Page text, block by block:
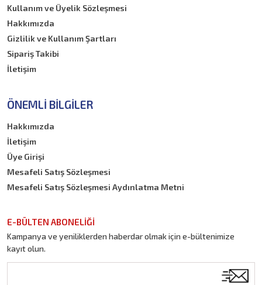
Kullanım ve Üyelik Sözleşmesi
Hakkımızda
Gizlilik ve Kullanım Şartları
Sipariş Takibi
İletişim
ÖNEMLI BILGILER
Hakkımızda
İletişim
Üye Girişi
Mesafeli Satış Sözleşmesi
Mesafeli Satış Sözleşmesi Aydınlatma Metni
E-BÜLTEN ABONELİĞİ
Kampanya ve yeniliklerden haberdar olmak için e-bültenimize
kayıt olun.